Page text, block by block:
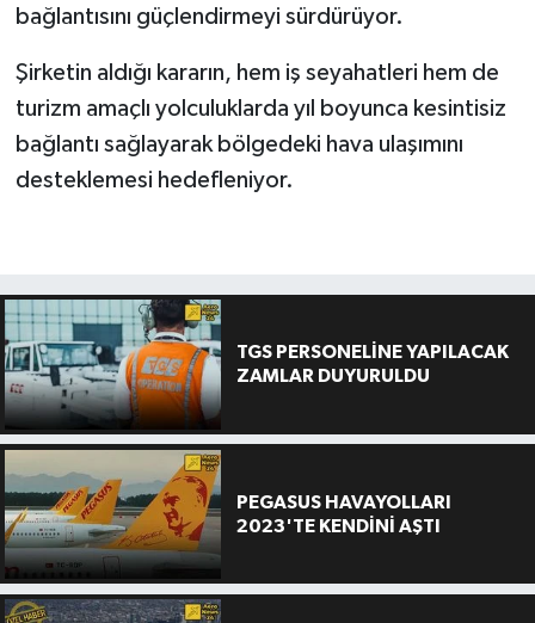
bağlantısını güçlendirmeyi sürdürüyor.
Şirketin aldığı kararın, hem iş seyahatleri hem de
turizm amaçlı yolculuklarda yıl boyunca kesintisiz
bağlantı sağlayarak bölgedeki hava ulaşımını
desteklemesi hedefleniyor.
TGS PERSONELİNE YAPILACAK
ZAMLAR DUYURULDU
PEGASUS HAVAYOLLARI
2023'TE KENDİNİ AŞTI